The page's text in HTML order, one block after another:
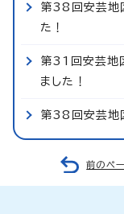
第38回安芸地
た！
第31回安芸地
ました！
第38回安芸地
前のペ